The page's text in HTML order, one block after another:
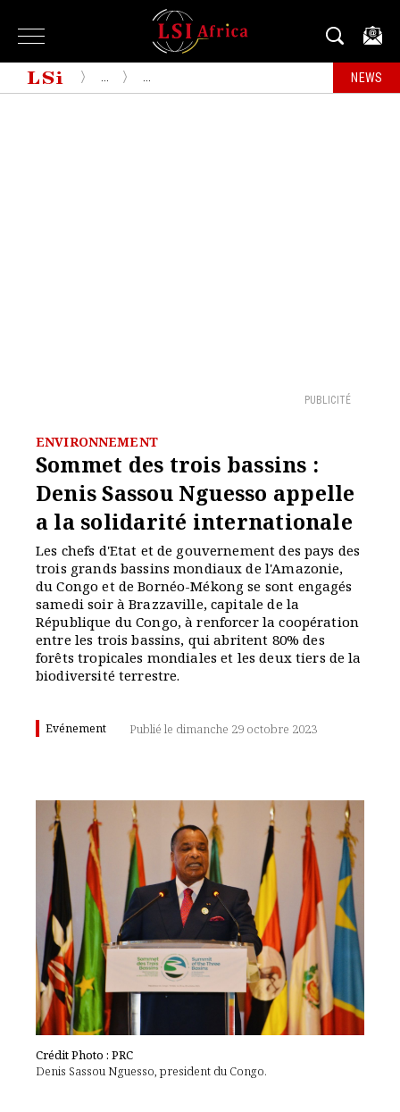
NEWS
PUBLICITÉ
ENVIRONNEMENT
Sommet des trois bassins :
Denis Sassou Nguesso appelle
a la solidarité internationale
Les chefs d'Etat et de gouvernement des pays des
trois grands bassins mondiaux de l'Amazonie,
du Congo et de Bornéo-Mékong se sont engagés
samedi soir à Brazzaville, capitale de la
République du Congo, à renforcer la coopération
entre les trois bassins, qui abritent 80% des
forêts tropicales mondiales et les deux tiers de la
biodiversité terrestre.
Evénement Publié le dimanche 29 octobre 2023
Crédit Photo : PRC
Denis Sassou Nguesso, president du Congo.